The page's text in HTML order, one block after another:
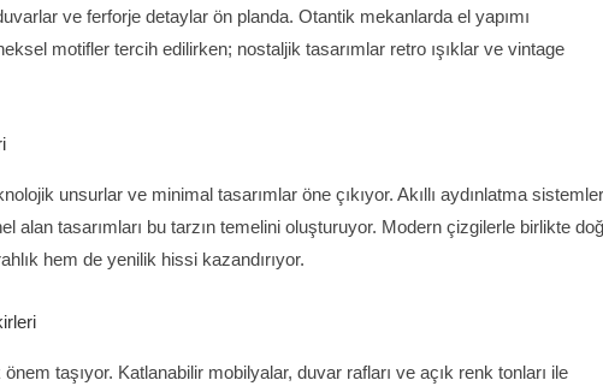
ve ferforje detaylar ön planda. Otantik mekanlarda el yapımı
motifler tercih edilirken; nostaljik tasarımlar retro ışıklar ve vintage
unsurlar ve minimal tasarımlar öne çıkıyor. Akıllı aydınlatma
alan tasarımları bu tarzın temelini oluşturuyor. Modern çizgilerle birlikte
hem de yenilik hissi kazandırıyor.
taşıyor. Katlanabilir mobilyalar, duvar rafları ve açık renk tonları ile